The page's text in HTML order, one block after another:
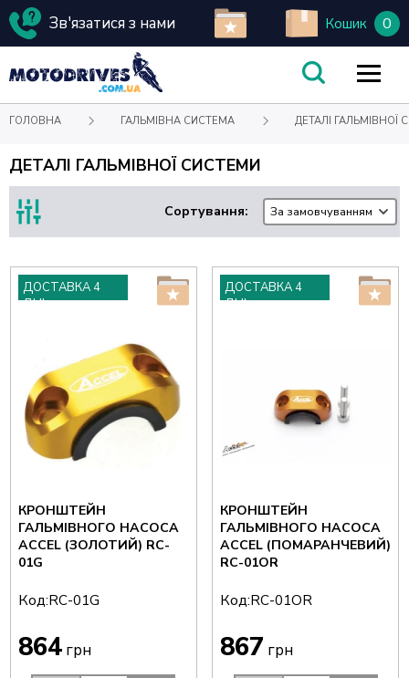
Зв'язатися з нами Кошик 0
ГОЛОВНА ГАЛЬМІВНА СИСТЕМА ДЕТАЛІ ГАЛЬМІВНОЇ
ДЕТАЛІ ГАЛЬМІВНОЇ СИСТЕМИ
Сортування: За замовчуванням
ДОСТАВКА 4
ДНІ
КРОНШТЕЙН
ГАЛЬМІВНОГО НАСОСА
ACCEL (ЗОЛОТИЙ) RC-
01G
Код:RC-01G
864грн
ДОСТАВКА 4
ДНІ
КРОНШТЕЙН
ГАЛЬМІВНОГО НАСОСА
ACCEL (ПОМАРАНЧЕВИЙ)
RC-01OR
Код:RC-01OR
867 грн